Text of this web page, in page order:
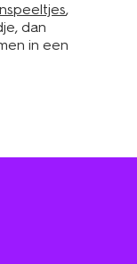
,
dan
in een